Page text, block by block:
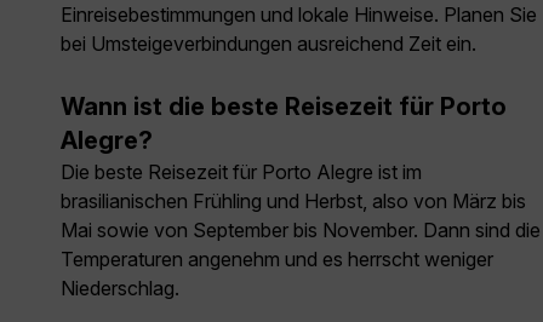
Einreisebestimmungen und lokale Hinweise. Planen Sie
bei Umsteigeverbindungen ausreichend Zeit ein.
Wann ist die beste Reisezeit für Porto
Alegre?
Die beste Reisezeit für Porto Alegre ist im
brasilianischen Frühling und Herbst, also von März bis
Mai sowie von September bis November. Dann sind die
Temperaturen angenehm und es herrscht weniger
Niederschlag.